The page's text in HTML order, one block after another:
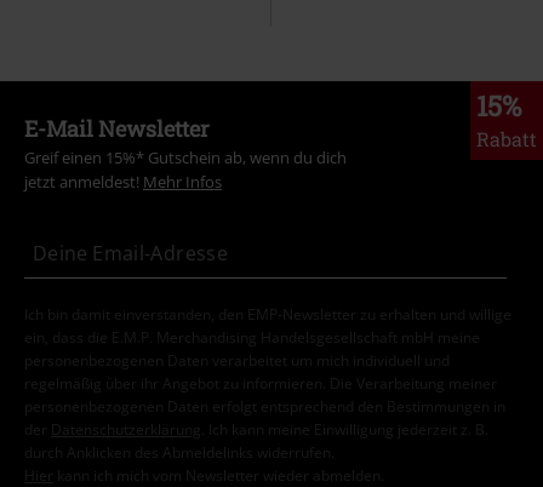
15%
Rabatt
E-Mail Newsletter
Greif einen 15%* Gutschein ab, wenn du dich
jetzt anmeldest! Mehr Infos
Ich bin damit einverstanden, den EMP-Newsletter zu erhalten und willige
ein, dass die E.M.P. Merchandising Handelsgesellschaft mbH meine
personenbezogenen Daten verarbeitet um mich individuell und
regelmäßig über ihr Angebot zu informieren. Die Verarbeitung meiner
personenbezogenen Daten erfolgt entsprechend den Bestimmungen in
der
Datenschutzerklärung
. Ich kann meine Einwilligung jederzeit z. B.
durch Anklicken des Abmeldelinks widerrufen.
Hier kann ich mich vom Newsletter wieder abmelden.